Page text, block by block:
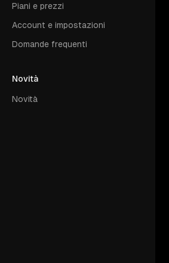
Piani e prezzi
Account e impostazioni
Domande frequenti
Novità
Novità